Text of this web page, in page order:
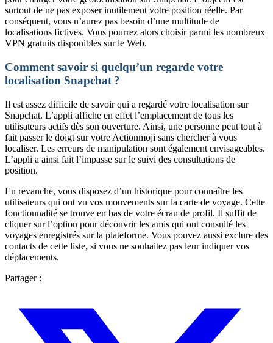
surtout de ne pas exposer inutilement votre position réelle. Par
conséquent, vous n’aurez pas besoin d’une multitude de
localisations fictives. Vous pourrez alors choisir parmi les nombreux
VPN gratuits disponibles sur le Web.
Comment savoir si quelqu’un regarde votre
localisation Snapchat ?
Il est assez difficile de savoir qui a regardé votre localisation sur
Snapchat. L’appli affiche en effet l’emplacement de tous les
utilisateurs actifs dès son ouverture. Ainsi, une personne peut tout à
fait passer le doigt sur votre Actionmoji sans chercher à vous
localiser. Les erreurs de manipulation sont également envisageables.
L’appli a ainsi fait l’impasse sur le suivi des consultations de
position.
En revanche, vous disposez d’un historique pour connaître les
utilisateurs qui ont vu vos mouvements sur la carte de voyage. Cette
fonctionnalité se trouve en bas de votre écran de profil. Il suffit de
cliquer sur l’option pour découvrir les amis qui ont consulté les
voyages enregistrés sur la plateforme. Vous pouvez aussi exclure des
contacts de cette liste, si vous ne souhaitez pas leur indiquer vos
déplacements.
Partager :